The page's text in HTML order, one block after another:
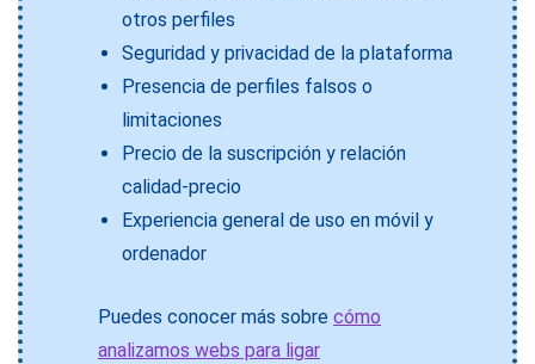
otros perfiles
Seguridad y privacidad de la plataforma
Presencia de perfiles falsos o
limitaciones
Precio de la suscripción y relación
calidad-precio
Experiencia general de uso en móvil y
ordenador
Puedes conocer más sobre cómo
analizamos webs para ligar